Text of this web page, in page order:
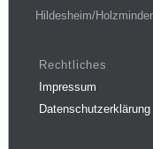
Hildesheim/
Rechtliches
Impressum
Datenschutzerklärung